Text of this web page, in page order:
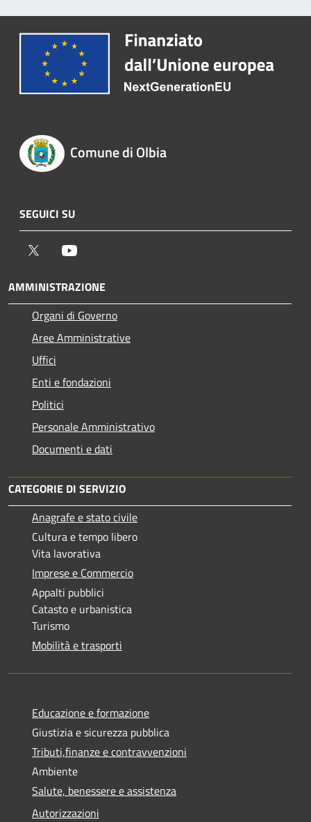
Comune di Olbia
SEGUICI SU
Twitter
AMMINISTRAZIONE
Organi di Governo
Aree Amministrative
Uffici
Enti e fondazioni
Politici
Personale Amministrativo
Documenti e dati
CATEGORIE DI SERVIZIO
Anagrafe e stato civile
Cultura e tempo libero
Vita lavorativa
Imprese e Commercio
Appalti pubblici
Catasto e urbanistica
Turismo
Mobilità e trasporti
Educazione e formazione
Giustizia e sicurezza pubblica
Tributi,finanze e contravvenzioni
Ambiente
Salute, benessere e assistenza
Autorizzazioni